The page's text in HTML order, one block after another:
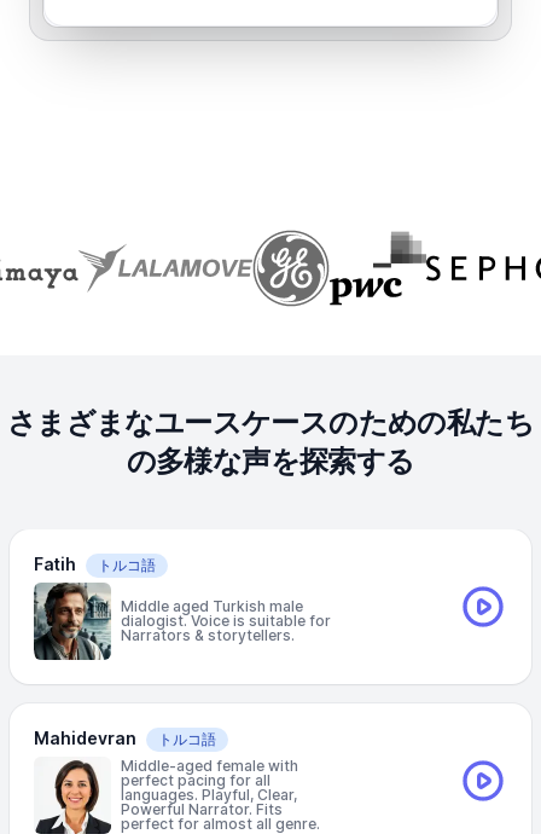
さまざまなユースケースのための私たち
の多様な声を探索する
Fatih トルコ語
Middle aged Turkish male
dialogist. Voice is suitable for
Narrators & storytellers.
Mahidevran
トルコ語
Middle-aged female with
perfect pacing for all
languages. Playful, Clear,
Powerful Narrator. Fits
perfect for almost all genre.